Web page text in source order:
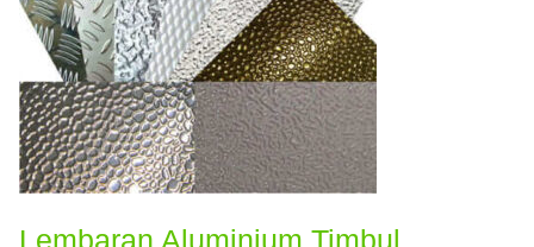
Lembaran Aluminium Timbul